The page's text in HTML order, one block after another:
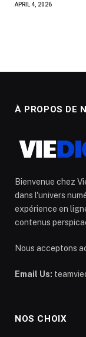
APRIL 4, 2026
À PROPOS DE
Bienvenue chez
dans l'univers
expérience en
contenus
Nous acceptons
Email Us:
NOS CHOIX